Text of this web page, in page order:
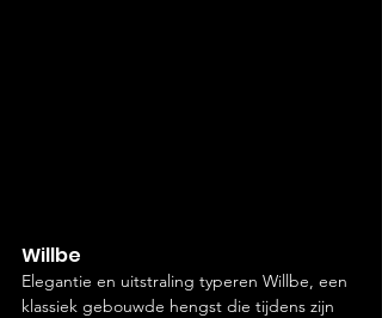
Willbe
Elegantie en uitstraling typeren Willbe, een
klassiek gebouwde hengst die tijdens zijn